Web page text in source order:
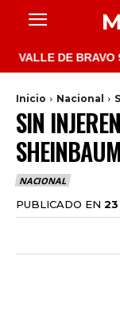
DE BRAVO
Inicio Nacional
SIN
SHEINBAUM
NACIONAL
PUBLICADO EN 23